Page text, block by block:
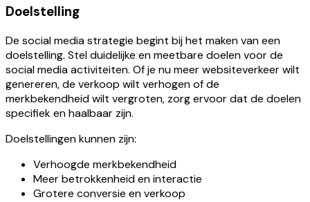
Doelstelling
De social media strategie begint bij het maken van een
doelstelling. Stel duidelijke en meetbare doelen voor de
social media activiteiten. Of je nu meer websiteverkeer wilt
genereren, de verkoop wilt verhogen of de
merkbekendheid wilt vergroten, zorg ervoor dat de doelen
specifiek en haalbaar zijn.
Doelstellingen kunnen zijn:
Verhoogde merkbekendheid
Meer betrokkenheid en interactie
Grotere conversie en verkoop